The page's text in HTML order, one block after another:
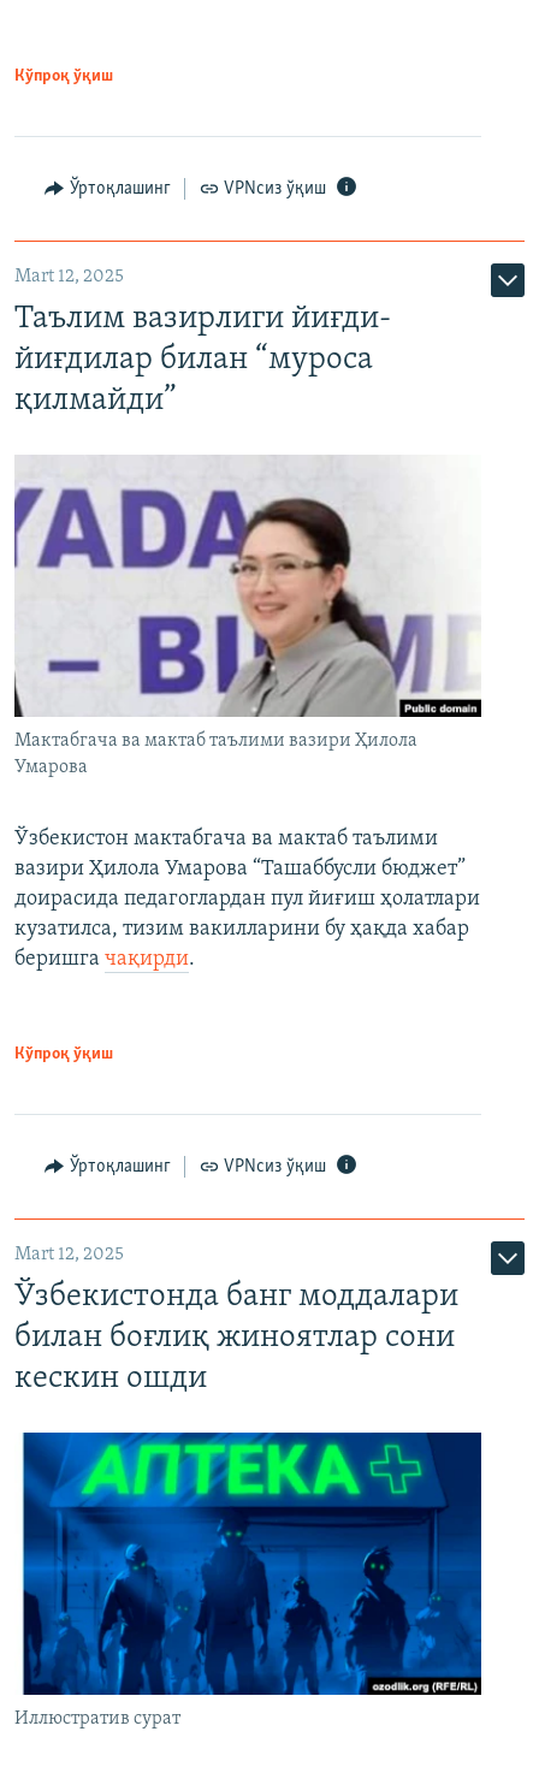
Кўпроқ ўқиш
Ўртоқлашинг VPNсиз ўқиш
Mart 12, 2025
Таълим вазирлиги йиғди-
йиғдилар билан “муроса
қилмайди”
Мактабгача ва мактаб таълими вазири Ҳилола
Умарова
Ўзбекистон мактабгача ва мактаб таълими
вазири Ҳилола Умарова “Ташаббусли бюджет”
доирасида педагоглардан пул йиғиш ҳолатлари
кузатилса, тизим вакилларини бу ҳақда хабар
беришга чақирди.
Кўпроқ ўқиш
Ўртоқлашинг VPNсиз ўқиш
Mart 12, 2025
Ўзбекистонда банг моддалари
билан боғлиқ жиноятлар сони
кескин ошди
Иллюстратив сурат